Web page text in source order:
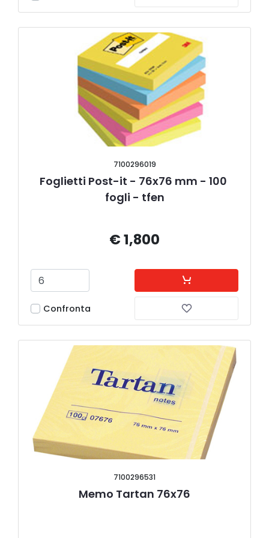
7100296019
Foglietti Post-it - 76x76 mm - 100
fogli - tfen
€ 1,800
Confronta
7100296531
Memo Tartan 76x76